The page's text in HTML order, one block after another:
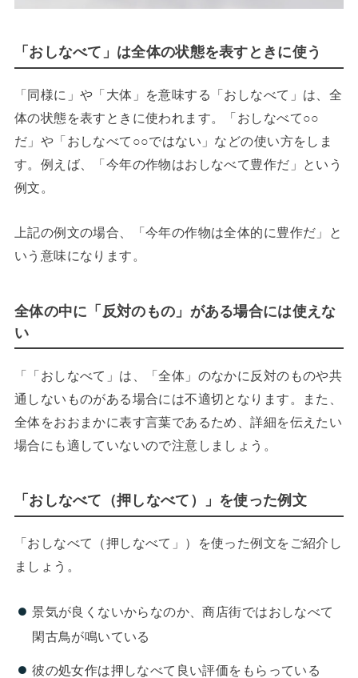
「おしなべて」は全体の状態を表すときに使う
「同様に」や「大体」を意味する「おしなべて」は、全
体の状態を表すときに使われます。「おしなべて○○
だ」や「おしなべて○○ではない」などの使い方をしま
す。例えば、「今年の作物はおしなべて豊作だ」という
例文。
上記の例文の場合、「今年の作物は全体的に豊作だ」と
いう意味になります。
全体の中に「反対のもの」がある場合には使えな
い
「「おしなべて」は、「全体」のなかに反対のものや共
通しないものがある場合には不適切となります。また、
全体をおおまかに表す言葉であるため、詳細を伝えたい
場合にも適していないので注意しましょう。
「おしなべて（押しなべて）」を使った例文
「おしなべて（押しなべて」）を使った例文をご紹介し
ましょう。
景気が良くないからなのか、商店街ではおしなべて
閑古鳥が鳴いている
彼の処女作は押しなべて良い評価をもらっている